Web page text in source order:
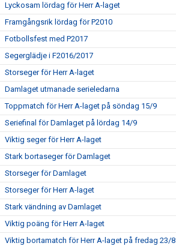
Lyckosam lördag för Herr A-laget
Framgångsrik lördag för P2010
Fotbollsfest med P2017
Segerglädje i F2016/2017
Storseger för Herr A-laget
Damlaget utmanade serieledarna
Toppmatch för Herr A-laget på söndag 15/9
Seriefinal för Damlaget på lördag 14/9
Viktig seger för Herr A-laget
Stark bortaseger för Damlaget
Storseger för Damlaget
Storseger för Herr A-laget
Stark vändning av Damlaget
Viktig poäng för Herr A-laget
Viktig bortamatch för Herr A-laget på fredag 23/8